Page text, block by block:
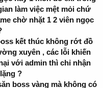
làm việc mệt mỏi chứ
chờ nhặt 1 2 viên ngọc
kết thúc không rớt đồ
xuyên , các lỗi khiến
với admin thì chỉ nhận
?
boss vàng mà không có